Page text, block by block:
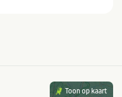
Toon op kaart